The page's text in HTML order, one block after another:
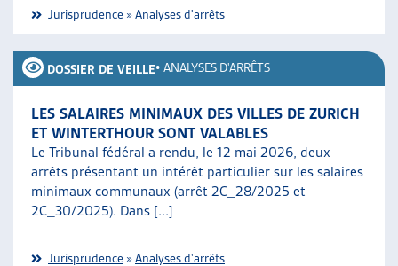
Jurisprudence »Analyses d'arrêts
DOSSIER DE VEILLE• ANALYSES D'ARRÊTS
LES SALAIRES MINIMAUX DES VILLES DE ZURICH
ET WINTERTHOUR SONT VALABLES
Le Tribunal fédéral a rendu, le 12 mai 2026, deux
arrêts présentant un intérêt particulier sur les salaires
minimaux communaux (arrêt 2C_28/2025 et
2C_30/2025). Dans [...]
Jurisprudence »Analyses d'arrêts